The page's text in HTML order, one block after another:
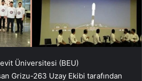
Üniversitesi (BEU)
Grizu-263 Uzay Ekibi tarafından